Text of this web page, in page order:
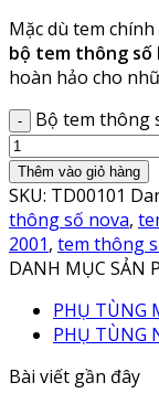
Mặc dù tem
bộ tem thông số
hoàn hảo cho
Bộ tem thông
Thêm vào giỏ hàng
SKU: TD00101
thông số nova,
2001, tem thông
DANH MỤC SẢN
PHỤ TÙNG
PHỤ TÙNG
Bài viết gần đây